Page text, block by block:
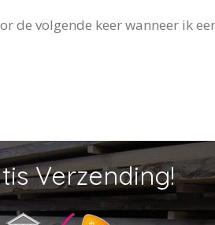
de volgende keer wanneer ik
Verzending!